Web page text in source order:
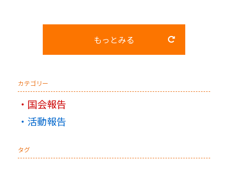
もっとみる
カテゴリー
国会報告
活動報告
タグ